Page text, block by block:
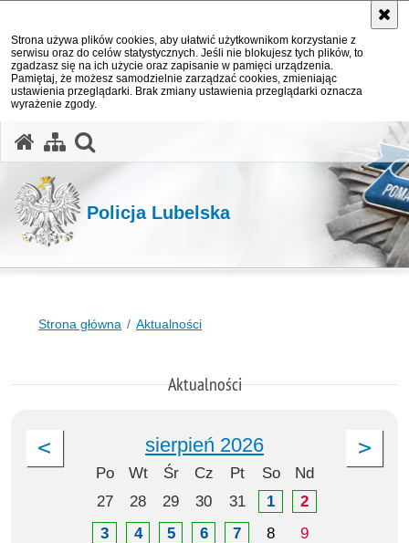
Strona używa plików cookies, aby ułatwić użytkownikom korzystanie z
serwisu oraz do celów statystycznych. Jeśli nie blokujesz tych plików, to
zgadzasz się na ich użycie oraz zapisanie w pamięci urządzenia.
Pamiętaj, że możesz samodzielnie zarządzać cookies, zmieniając
ustawienia przeglądarki. Brak zmiany ustawienia przeglądarki oznacza
wyrażenie zgody.
Policja Lubelska
Strona główna Aktualności
Aktualności
sierpień 2026
Po Wt Śr Cz Pt So
Nd
27
28 29 30 31 1
2
3
4 5 6 7 8
9